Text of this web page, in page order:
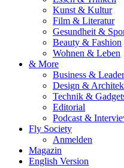
Kunst & Kultur
Film & Literatur
Gesundheit &
Beauty & Fashion
Wohnen & Leben
& More
Business &
Design &
Technik &
Editorial
Podcast &
Fly Society
Anmelden
Magazin
English Version